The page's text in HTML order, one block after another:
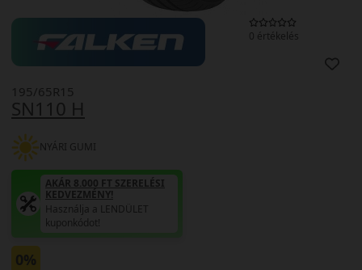
0 értékelés
SN110 H
195/65R15
NYÁRI GUMI
AKÁR 8.000 FT SZERELÉSI
KEDVEZMÉNY!
Használja a LENDÜLET
kuponkódot!
0%